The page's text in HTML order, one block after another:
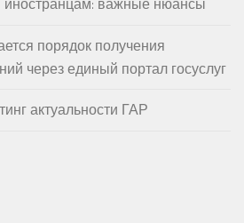
порядок получения
через единый портал госуслуг
актуальности ГАР